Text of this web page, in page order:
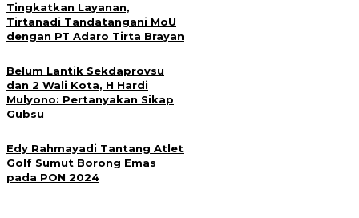
Tingkatkan Layanan,
Tirtanadi Tandatangani MoU
dengan PT Adaro Tirta Brayan
Belum Lantik Sekdaprovsu
dan 2 Wali Kota, H Hardi
Mulyono: Pertanyakan Sikap
Gubsu
Edy Rahmayadi Tantang Atlet
Golf Sumut Borong Emas
pada PON 2024